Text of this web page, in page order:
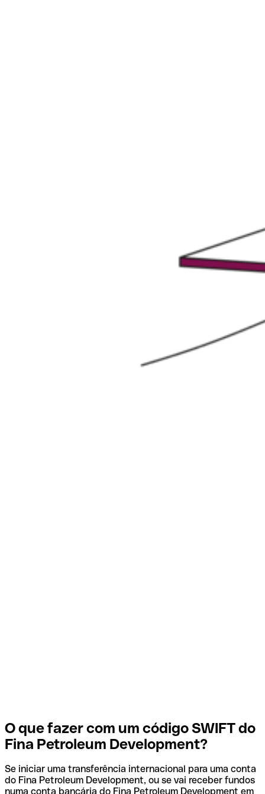
O que fazer com um código SWIFT do
Fina Petroleum Development?
Se iniciar uma transferência internacional para uma conta
do Fina Petroleum Development, ou se vai receber fundos
numa conta bancária do Fina Petroleum Development em